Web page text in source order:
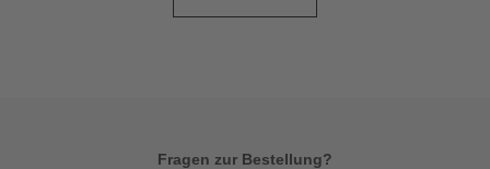
Fragen zur Bestellung?